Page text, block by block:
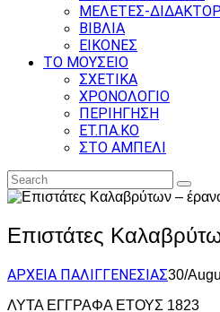
ΜΕΛΕΤΕΣ-
ΒΙΒΛΙΑ
ΕΙΚΟΝΕΣ
ΤΟ ΜΟΥΣΕΙΟ
ΣΧΕΤΙΚΑ
ΧΡΟΝΟΛΟΓΙΟ
ΠΕΡΙΗΓΗΣΗ
ΕΤ.ΠΑ.ΚΟ
ΣΤΟ ΑΜΠΕΛΙ
Επιστάτες
ΑΡΧΕΙΑ ΠΑΛΙΓΓΕΝΕΣΙΑΣ30/
ΛΥΤΑ ΕΓΓΡΑΦΑ ΕΤΟΥΣ 1823